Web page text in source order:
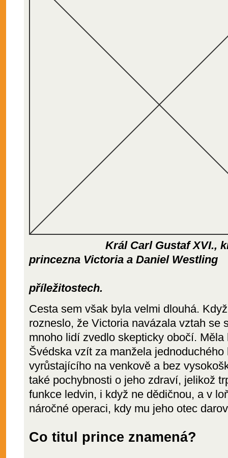
Král Carl Gustaf XVI.,
princezna Victoria a Daniel Westling
příležitostech.
Cesta sem však byla velmi dlouhá.
rozneslo, že Victoria navázala vztah se
mnoho lidí zvedlo skepticky obočí.
Švédska vzít za manžela jednoduchého
vyrůstajícího na venkově a bez
také pochybnosti o jeho zdraví, jelikož
funkce ledvin, i když ne dědičnou, a v
náročné operaci, kdy mu jeho otec
Co titul prince znamená?